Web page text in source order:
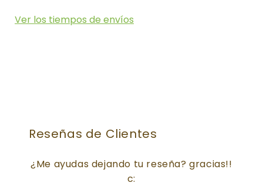
Ver los tiempos de envíos
Reseñas de Clientes
¿Me ayudas dejando tu reseña? gracias!!
c: